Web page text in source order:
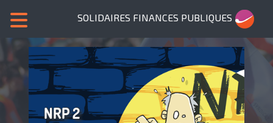
SOLIDAIRES FINANCES PUBLIQUES
NRP 2